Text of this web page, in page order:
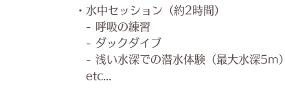
・水中セッション（約2時間）
- 呼吸の練習
- ダックダイブ
- 浅い水深での潜水体験（最大水深5m）
etc...